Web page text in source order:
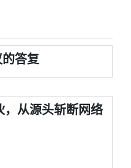
答复
，从源头斩断网络